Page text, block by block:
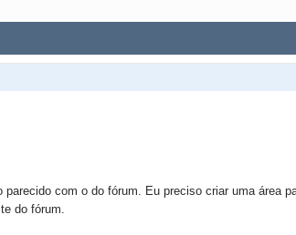
com o do fórum. Eu preciso criar uma área
do fórum.